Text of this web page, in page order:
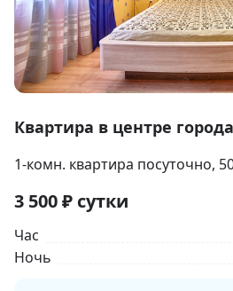
1
9
Квартира в центре города
1-комн. квартира посуточно,
3 500₽ сутки
Час
Ночь